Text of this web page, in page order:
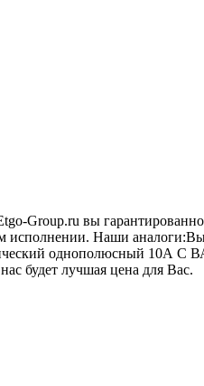
Group.ru вы
исполнении. Наши
однополюсный 10А C
будет лучшая цена для Вас.